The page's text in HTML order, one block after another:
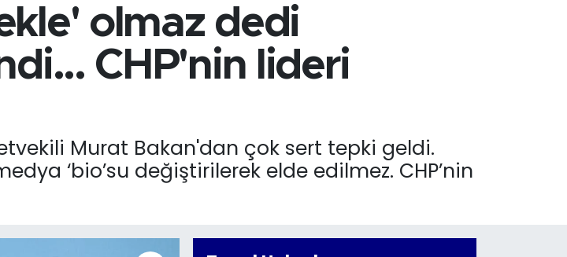
BİST100
13.799%70
olmaz dedi
CHP'nin lideri
Murat Bakan'dan çok sert tepki geldi.
‘bio’su değiştirilerek elde edilmez. CHP’nin